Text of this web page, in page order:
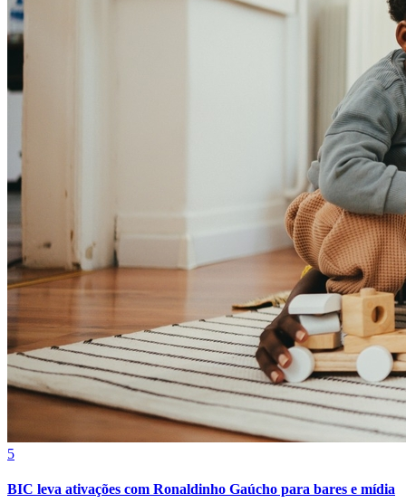
5
BIC leva ativações com Ronaldinho Gaúcho para bares e mídia